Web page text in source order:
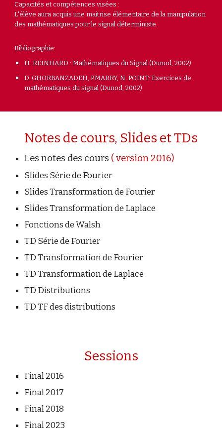
Capacités et compétences visées :
L'élève aura acquis une maitrise élémentaire de la manipulation
des mathématiques pour le signal déterministe.
Bibliographie:
H. REINHARD : Mathématiques du Signal (Dunod, 2002)
D. GHORBANZADEH, P.MARRY, N. POINT: Exercices de
mathématiques du signal (Dunod, 2002)
Notes de cours, Slides et TDs
Les notes des cours ( version 2016)
Slides Série de Fourier
Slides Transformation de Fourier
Slides Transformation de Laplace
Fonctions de Walsh
TD Série de Fourier
TDTransformation de Fourier
TDTransformation de Laplace
TD Distributions
TDTF des distributions
Sessions
Final 2016
Final 2017
Final 2018
Final 2023